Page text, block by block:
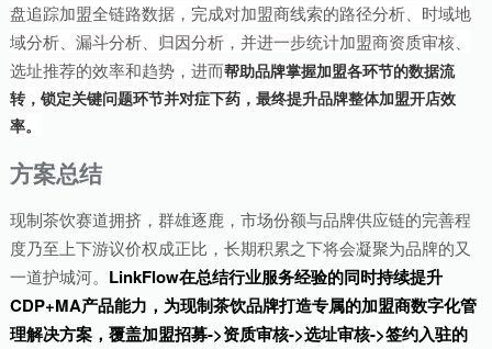
盘追踪加盟全链路数据，完成对加盟商线索的路径分析、时域地
域分析、漏斗分析、归因分析，并进一步统计加盟商资质审核、
选址推荐的效率和趋势，进而帮助品牌掌握加盟各环节的数据流
转，锁定关键问题环节并对症下药，最终提升品牌整体加盟开店效
率。
方案总结
现制茶饮赛道拥挤，群雄逐鹿，市场份额与品牌供应链的完善程
度乃至上下游议价权成正比，长期积累之下将会凝聚为品牌的又
一道护城河。 LinkFlow在总结行业服务经验的同时持续提升
CDP+MA产品能力，为现制茶饮品牌打造专属的加盟商数字化管
理解决方案，覆盖加盟招募->资质审核->选址审核->签约入驻的